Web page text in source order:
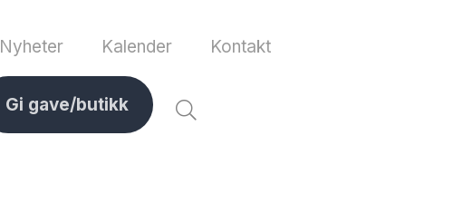
Nyheter Kalender Kontakt
Gi gave/butikk